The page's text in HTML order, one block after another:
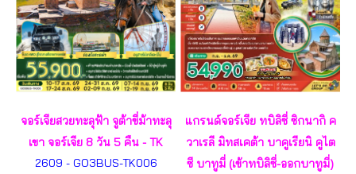
จอร์เจียสวยทะลุฟ้า จูต้าขี่ม้าทะลุ
เขา จอร์เจีย 8 วัน 5 คืน - TK
2609 - GO3BUS-TK006
แกรนด์จอร์เจีย ทบิลิซี่ ซิกนากิ ค
วาเรลี มิทสเคต้า บาคูเรียนิ คูไต
ซี บาทูมี่ (เข้าทบิลิซี่-ออกบาทูมี่)